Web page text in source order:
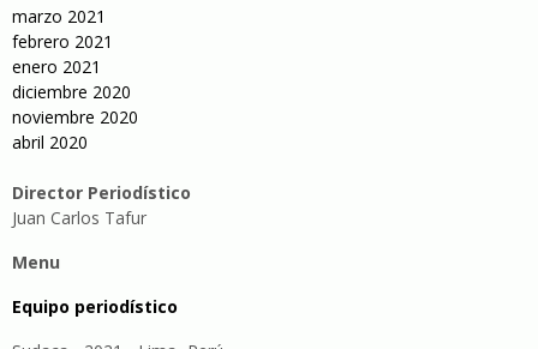
marzo 2021
febrero 2021
enero 2021
diciembre 2020
noviembre 2020
abril 2020
Director Periodístico
Juan Carlos Tafur
Menu
Equipo periodístico